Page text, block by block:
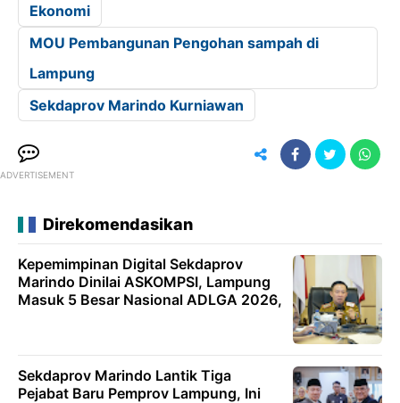
Ekonomi
MOU Pembangunan Pengohan sampah di
Lampung
Sekdaprov Marindo Kurniawan
ADVERTISEMENT
Direkomendasikan
Kepemimpinan Digital Sekdaprov
Marindo Dinilai ASKOMPSI, Lampung
Masuk 5 Besar Nasional ADLGA 2026,
Sekdaprov Marindo Lantik Tiga
Pejabat Baru Pemprov Lampung, Ini